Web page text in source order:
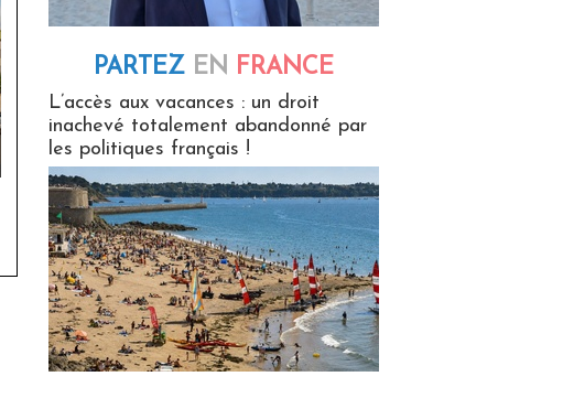
PARTEZ EN FRANCE
L’accès aux vacances : un droit
inachevé totalement abandonné par
les politiques français !